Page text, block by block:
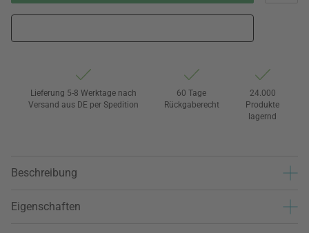
Lieferung 5-8 Werktage nach
Versand aus DE per Spedition
60 Tage
Rückgaberecht
24.000
Produkte
lagernd
Beschreibung
Eigenschaften